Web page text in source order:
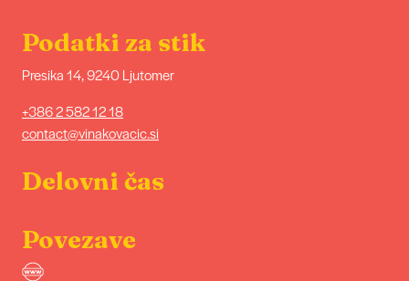
Podatki za stik
Presika 14, 9240 Ljutomer
+386 2 582 12 18
contact@vinakovacic.si
Delovni čas
Povezave